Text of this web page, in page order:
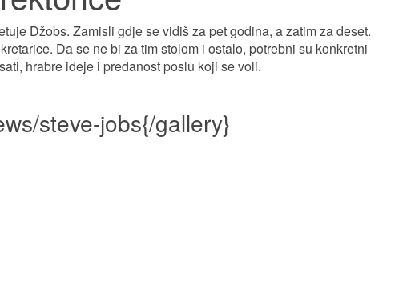
Džobs. Zamisli gdje se vidiš za pet godina, a zatim za deset.
Da se ne bi za tim stolom i ostalo, potrebni su konkretni
hrabre ideje i predanost poslu koji se voli.
steve-jobs{/gallery}